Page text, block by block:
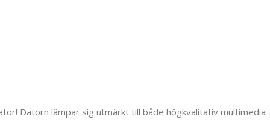
Datorn lämpar sig utmärkt till både högkvalitativ multimedia